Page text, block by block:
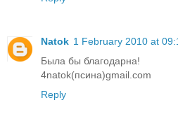
Natok 1 February 2010 at
Была бы благодарна!
4natok(псина)gmail.com
Reply